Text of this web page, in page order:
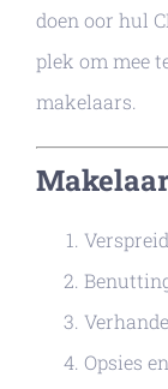
doen oor hul
plek om mee
makelaars.
Opsies